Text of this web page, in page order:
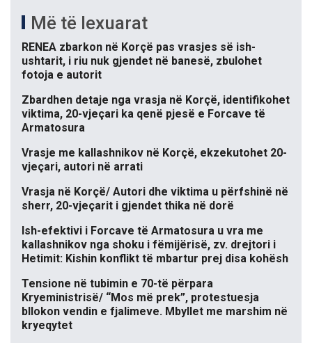
Më të lexuarat
RENEA zbarkon në Korçë pas vrasjes së ish-
ushtarit, i riu nuk gjendet në banesë, zbulohet
fotoja e autorit
Zbardhen detaje nga vrasja në Korçë, identifikohet
viktima, 20-vjeçari ka qenë pjesë e Forcave të
Armatosura
Vrasje me kallashnikov në Korçë, ekzekutohet 20-
vjeçari, autori në arrati
Vrasja në Korçë/ Autori dhe viktima u përfshinë në
sherr, 20-vjeçarit i gjendet thika në dorë
Ish-efektivi i Forcave të Armatosura u vra me
kallashnikov nga shoku i fëmijërisë, zv. drejtori i
Hetimit: Kishin konflikt të mbartur prej disa kohësh
Tensione në tubimin e 70-të përpara
Kryeministrisë/ “Mos më prek”, protestuesja
bllokon vendin e fjalimeve. Mbyllet me marshim në
kryeqytet